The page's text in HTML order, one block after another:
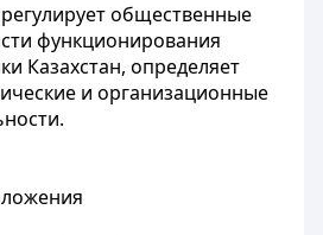
общественные
функционирования
Казахстан, определяет
и организационные